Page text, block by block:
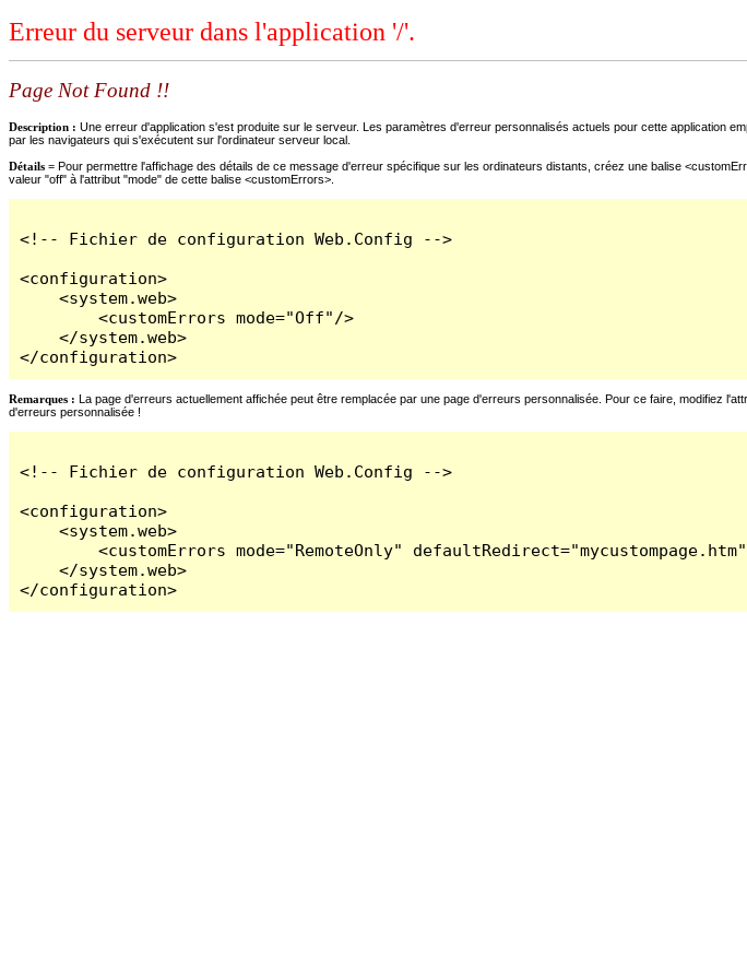
Erreur du serveur dans l'application '/'.
Page Not Found !!
Description : Une erreur d'application s'est produite sur le serveur. Les paramètres d'erreur personnalisés actuels pour cette application
par les navigateurs qui s'exécutent sur l'ordinateur serveur local.
Détails = Pour permettre l'affichage des détails de ce message d'erreur spécifique sur les ordinateurs distants, créez une balise
valeur "off" à l'attribut "mode" de cette balise <customErrors>.
<!-- Fichier de configuration Web.Config -->
<configuration>
    <system.web>
        <customErrors mode="Off"/>
    </system.web>
</configuration>
Remarques : La page d'erreurs actuellement affichée peut être remplacée par une page d'erreurs personnalisée. Pour ce faire, modifiez
d'erreurs personnalisée !
<!-- Fichier de configuration Web.Config -->
<configuration>
    <system.web>
<customErrors mode="RemoteOnly"
    </system.web>
</configuration>